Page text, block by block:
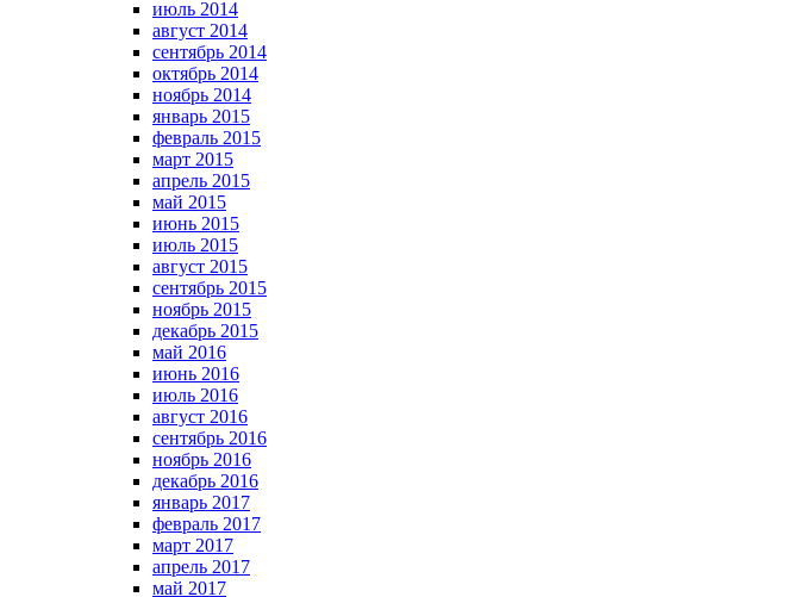
июль 2014
август 2014
сентябрь 2014
октябрь 2014
ноябрь 2014
январь 2015
февраль 2015
март 2015
апрель 2015
май 2015
июнь 2015
июль 2015
август 2015
сентябрь 2015
ноябрь 2015
декабрь 2015
май 2016
июнь 2016
июль 2016
август 2016
сентябрь 2016
ноябрь 2016
декабрь 2016
январь 2017
февраль 2017
март 2017
апрель 2017
май 2017